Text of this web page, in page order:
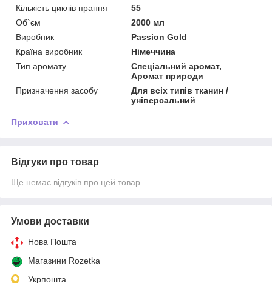
Кількість циклів прання
55
Об`єм
2000 мл
Виробник
Passion Gold
Країна виробник
Німеччина
Тип аромату
Спеціальний аромат,
Аромат природи
Призначення засобу
Для всіх типів тканин /
універсальний
Приховати
Відгуки про товар
Ще немає відгуків про цей товар
Умови доставки
Нова Пошта
Магазини Rozetka
Укрпошта